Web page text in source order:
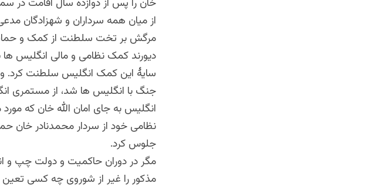
خان را پس از دوازده سال اقامت در
از میان همه سرداران و شهزادگان
مرگش بر تخت سلطنت از کمک و
دیورند کمک نظامی و مالی انگلیس ها
جنگ با انگلیس ها شد، از مستمری
انگلیس به جای امان الله خان که
نظامی خود از سردار محمدنادر خان
جلوس کرد.
مگر در دوران حاکمیت و دولت چپ و
مذکور را غیر از شوروی چه کسی تعین